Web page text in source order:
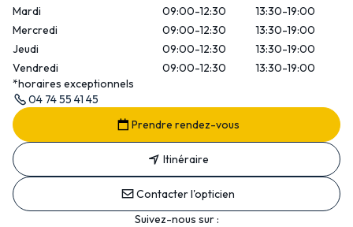
Mardi
09:00-12:30
13:30-19:00
Mercredi
09:00-12:30
13:30-19:00
Jeudi
09:00-12:30
13:30-19:00
Vendredi
09:00-12:30
13:30-19:00
*horaires exceptionnels
04 74 55 41 45
Prendre rendez-vous
Itinéraire
Contacter l'opticien
Suivez-nous sur :